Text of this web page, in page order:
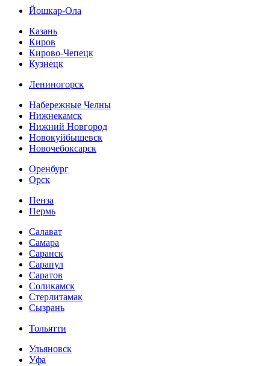
Йошкар-Ола
Казань
Киров
Кирово-Чепецк
Кузнецк
Лениногорск
Набережные Челны
Нижнекамск
Нижний Новгород
Новокуйбышевск
Новочебоксарск
Оренбург
Орск
Пенза
Пермь
Салават
Самара
Саранск
Сарапул
Саратов
Соликамск
Стерлитамак
Сызрань
Тольятти
Ульяновск
Уфа